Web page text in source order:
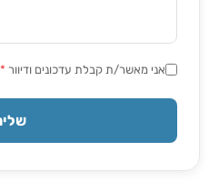
אני מאשר/ת קבלת עדכונים ודיוור *